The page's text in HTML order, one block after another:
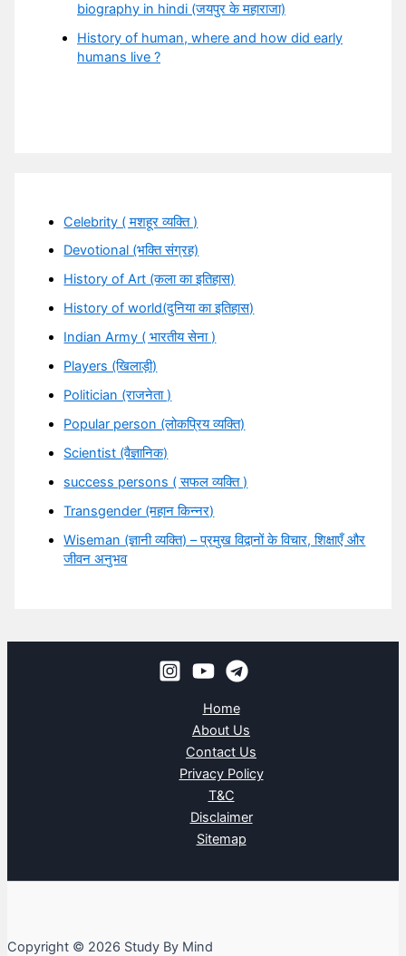
biography in hindi (जयपुर के महाराजा)
History of human, where and how did early
humans live ?
Celebrity ( मशहूर व्यक्ति )
Devotional (भक्ति संग्रह)
History of Art (कला का इतिहास)
History of world(दुनिया का इतिहास)
Indian Army ( भारतीय सेना )
Players (खिलाड़ी)
Politician (राजनेता )
Popular person (लोकप्रिय व्यक्ति)
Scientist (वैज्ञानिक)
success persons ( सफल व्यक्ति )
Transgender (महान किन्नर)
Wiseman (ज्ञानी व्यक्ति) – प्रमुख विद्वानों के विचार, शिक्षाएँ और
जीवन अनुभव
Home
About Us
Contact Us
Privacy Policy
T&C
Disclaimer
Sitemap
Copyright © 2026 Study By Mind